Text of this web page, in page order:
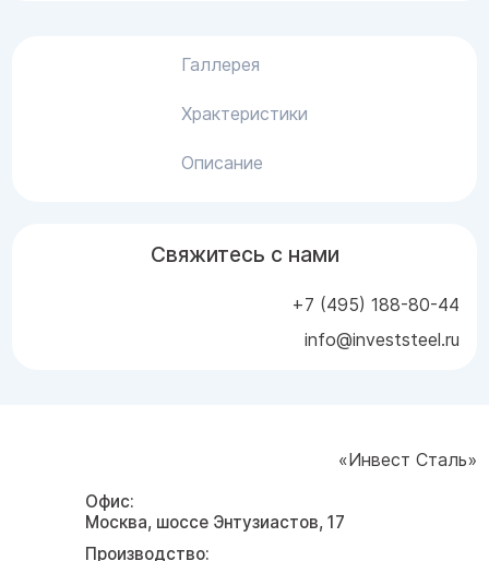
Галлерея
Храктеристики
Описание
Свяжитесь с нами
+7 (495) 188-80-44
info@investsteel.ru
«Инвест Сталь»
Офис:
Москва, шоссе Энтузиастов, 17
Производство: